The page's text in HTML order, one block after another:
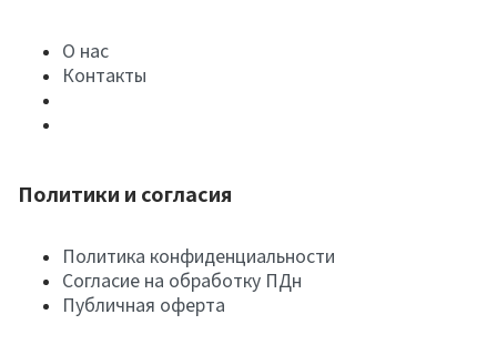
О нас
Контакты
Политики и согласия
Политика конфиденциальности
Согласие на обработку ПДн
Публичная оферта